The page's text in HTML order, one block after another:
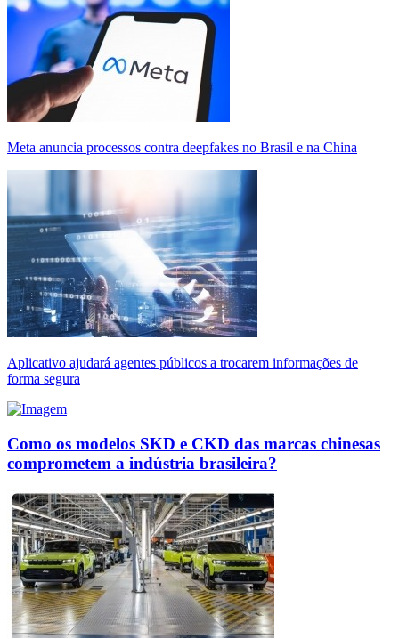
Meta anuncia processos contra deepfakes no Brasil e na China
Aplicativo ajudará agentes públicos a trocarem informações de
forma segura
Como os modelos SKD e CKD das marcas chinesas
comprometem a indústria brasileira?